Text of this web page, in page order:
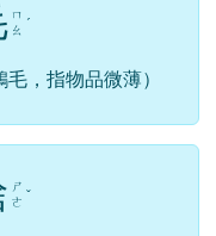
ㄇ
ㄠ ˊ
，指物品微薄）
ㄕ
ㄜ ˇ